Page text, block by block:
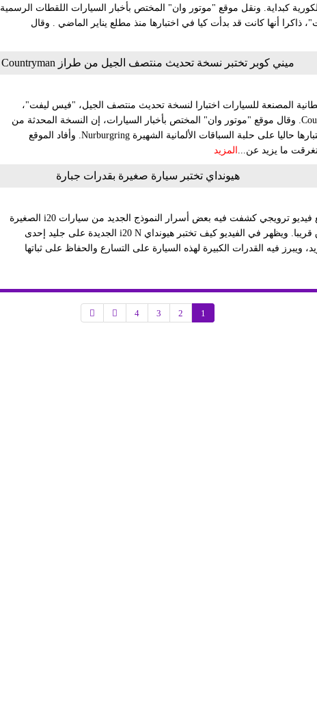
كبداية. ونقل موقع "موتور وان" المختص بأخبار السيارات اللقطات الرسمية
ذاكرا أنها كانت قد بدأت كيا في اختبارها منذ مطلع يناير الماضي . وقال
ميني كوبر تختبر نسخة تحديث منتصف الجيل من طراز Countryman
المصنعة للسيارات اختبارا لنسخة تحديث منتصف الجيل، "فيس ليفت"،
المنتظرة من طراز Countryman. وقال موقع "موتور وان" المختص بأخبار السيارات، إن النسخة المحدثة من
طراز Countryman يجرى اختبارها حاليا على حلبة السباقات الألمانية الشهيرة Nurburgring. وأفاد الموقع
ما يزيد عن... المزيد
هيونداي تختبر سيارة صغيرة بقدرات جبارة
نشرت شركة هيونداي مقطع فيديو ترويجي كشفت فيه بعض أسرار النموذج الجديد من سيارات i20 الصغيرة
التي قد تطرحها في الأسواق قريبا. ويظهر في الفيديو كيف تختبر هيونداي i20 N الجديدة على جليد إحدى
ويبرز فيه القدرات الكبيرة لهذه السيارة على التسارع والحفاظ على ثباتها
1
2
3
4